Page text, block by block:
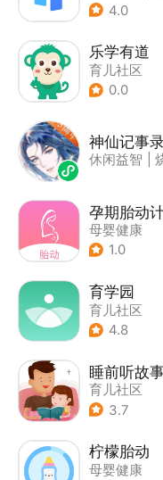
4.0
乐学有道
育儿社区
0.0
神仙记事
休闲益智
孕期胎动
母婴健康
1.0
育学园
育儿社区
4.8
睡前听故
育儿社区
3.7
柠檬胎动
母婴健康